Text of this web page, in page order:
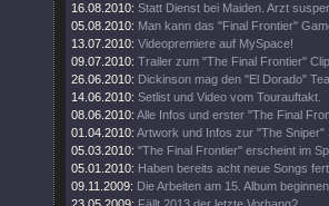
16.08.2010: Statt Dienst bei Maiden. Arzt
05.08.2010: Man kann das "Final Frontier"
13.07.2010: Videopremiere auf MySpace!
09.07.2010: Trailer zum "The Final Frontier"
26.06.2010: Dickinson mag den "El Dorado"
14.06.2010: Setlist und Video vom Tourauftakt.
08.06.2010: Alle Infos und erster "The Final
01.04.2010: Artwork und Infos zur "The Sniper"
05.03.2010: "The Final Frontier" erscheint im
05.01.2010: Haben bereits acht neue Songs
09.11.2009: Die Arbeiten am 15. Album